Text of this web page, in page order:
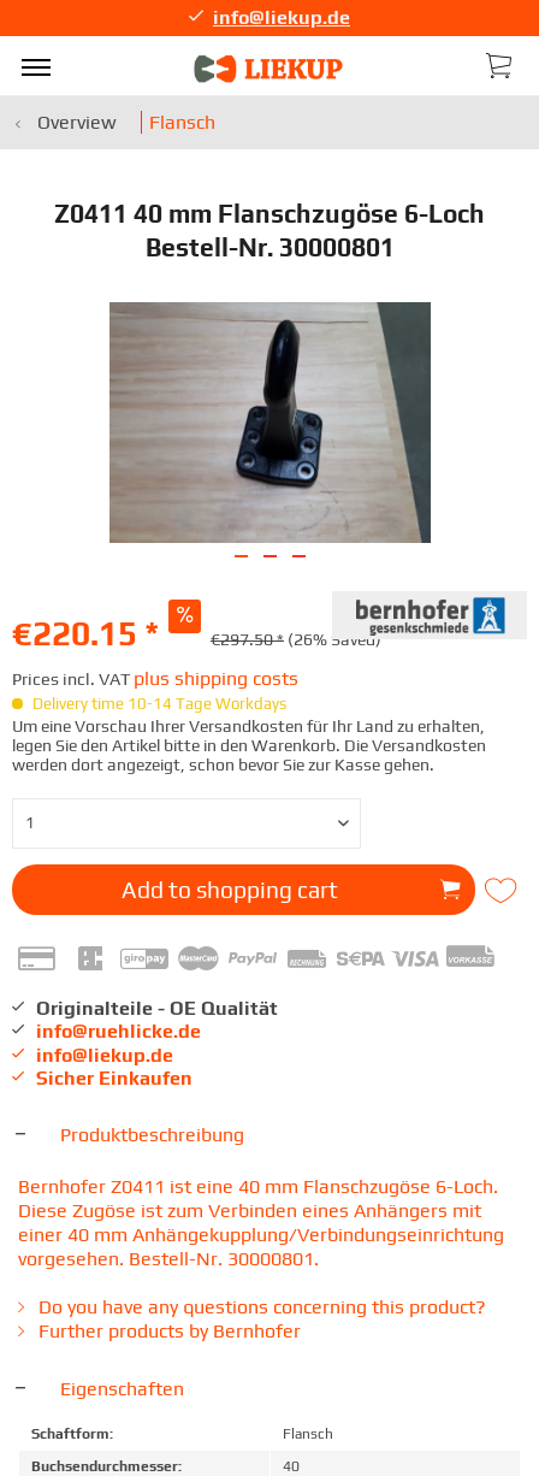
info@liekup.de
Overview Flansch
Z0411 40 mm Flanschzugöse 6-Loch
Bestell-Nr. 30000801
€220.15 * €297.50 * (26% Saved)
Prices incl. VAT plus shipping costs
Delivery time 10-14 Tage Workdays
Um eine Vorschau Ihrer Versandkosten für Ihr Land zu erhalten,
legen Sie den Artikel bitte in den Warenkorb. Die Versandkosten
werden dort angezeigt, schon bevor Sie zur Kasse gehen.
Add to shopping cart
Originalteile - OE Qualität
info@ruehlicke.de
info@liekup.de
Sicher Einkaufen
Produktbeschreibung
Bernhofer Z0411 ist eine 40 mm Flanschzugöse 6-Loch.
Diese Zugöse ist zum Verbinden eines Anhängers mit
einer 40 mm Anhängekupplung/Verbindungseinrichtung
vorgesehen. Bestell-Nr. 30000801.
Do you have any questions concerning this product?
Further products by Bernhofer
Eigenschaften
Schaftform:
Flansch
Buchsendurchmesser:
40